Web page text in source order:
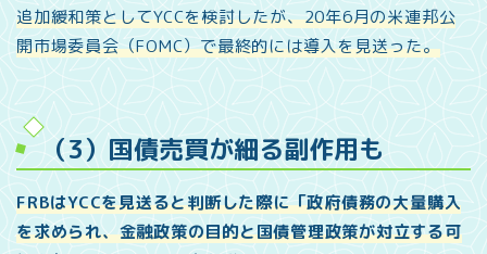
追加緩和策としてYCCを検討したが、20年6月の米連邦公
開市場委員会（FOMC）で最終的には導入を見送った。
（3）国債売買が細る副作用も
FRBはYCCを見送ると判断した際に「政府債務の大量購入
を求められ、金融政策の目的と国債管理政策が対立する可